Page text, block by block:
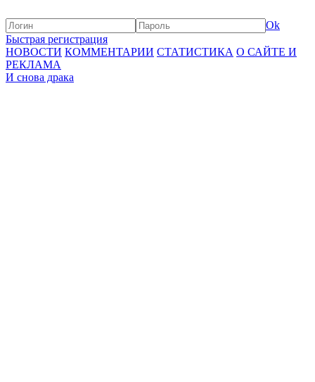
Ok
Быстрая регистрация
НОВОСТИ КОММЕНТАРИИ СТАТИСТИКА О САЙТЕ И
РЕКЛАМА
И снова драка